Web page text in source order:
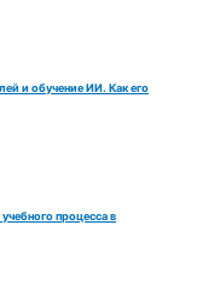
и обучение ИИ. Как его
процесса в